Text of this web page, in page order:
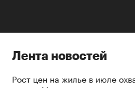
Лента новостей
Рост цен на жилье в июле